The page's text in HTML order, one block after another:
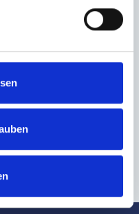
Kenntnis genommen. Ich stimme
für die Zukunft per E-Mail